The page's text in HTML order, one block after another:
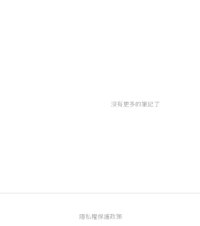
沒有更多的筆記了
隱私權保護政策